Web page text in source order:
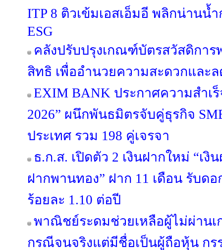
ITP 8 ติวเข้มเอสเอ็มอี พลิกน่านน้
ESG
คลังปรับปรุงเกณฑ์บัตรสวัสดิกา
สิทธิ เพื่ออำนวยความสะดวกและ
EXIM BANK ประกาศความสำเร็
2026” ผนึกพันธมิตรจับคู่ธุรกิจ
ประเทศ รวม 198 คู่เจรจา
ธ.ก.ส. เปิดตัว 2 เงินฝากใหม่ “เงิ
ฝากพานทอง” ฝาก 11 เดือน รับดอ
ร้อยละ 1.10 ต่อปี
พาณิชย์ระดมช่วยเหลือผู้ไม่ผ่าน
กรณีจนจริงแต่มีชื่อเป็นผู้ถือหุ้น ก